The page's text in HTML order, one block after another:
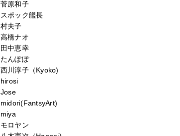
菅原和子
スポック艦長
村夫子
高橋ナオ
田中恵幸
たんぽぽ
西川淳子（Kyoko)
hirosi
Jose
midori(FantsyArt)
miya
モロヤン